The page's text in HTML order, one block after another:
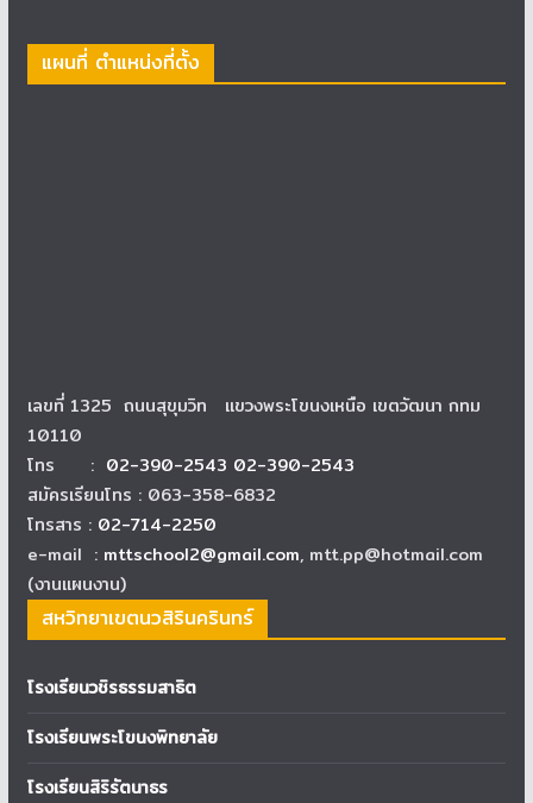
แผนที่ ตำแหน่งที่ตั้ง
เลขที่ 1325 ถนนสุขุมวิท แขวงพระโขนงเหนือ เขตวัฒนา กทม
10110
โทร : 02-390-2543 02-390-2543
สมัครเรียนโทร : 063-358-6832
โทรสาร : 02-714-2250
e-mail : mttschool2@gmail.com, mtt.pp@hotmail.com
(งานแผนงาน)
สหวิทยาเขตนวสิรินครินทร์
โรงเรียนวชิรธรรมสาธิต
โรงเรียนพระโขนงพิทยาลัย
โรงเรียนสิริรัตนาธร